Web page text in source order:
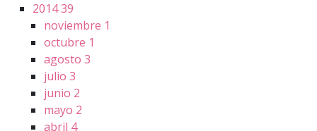
201439
noviembre 1
octubre 1
agosto 3
julio 3
junio 2
mayo 2
abril 4